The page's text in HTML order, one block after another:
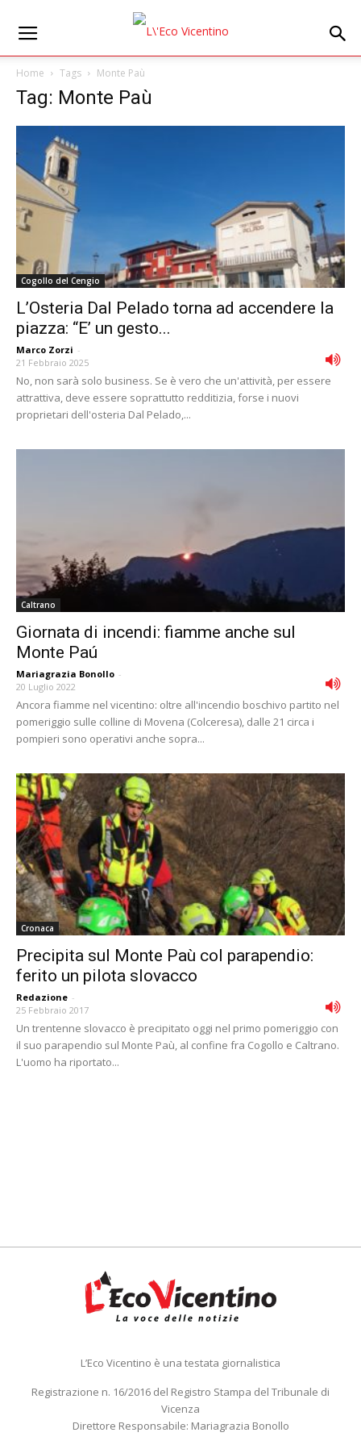
Home Tags Monte Paù
Tag: Monte Paù
Cogollo del Cengio
L’Osteria Dal Pelado torna ad accendere la
piazza: “E’ un gesto...
Marco Zorzi -
21 Febbraio 2025
No, non sarà solo business. Se è vero che un'attività, per essere
attrattiva, deve essere soprattutto redditizia, forse i nuovi
proprietari dell'osteria Dal Pelado,...
Caltrano
Giornata di incendi: fiamme anche sul
Monte Paú
Mariagrazia Bonollo -
20 Luglio 2022
Ancora fiamme nel vicentino: oltre all'incendio boschivo partito nel
pomeriggio sulle colline di Movena (Colceresa), dalle 21 circa i
pompieri sono operativi anche sopra...
Cronaca
Precipita sul Monte Paù col parapendio:
ferito un pilota slovacco
Redazione -
25 Febbraio 2017
Un trentenne slovacco è precipitato oggi nel primo pomeriggio con
il suo parapendio sul Monte Paù, al confine fra Cogollo e Caltrano.
L'uomo ha riportato...
L’Eco Vicentino è una testata giornalistica
Registrazione n. 16/2016 del Registro Stampa del Tribunale di
Vicenza
Direttore Responsabile: Mariagrazia Bonollo